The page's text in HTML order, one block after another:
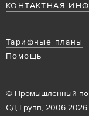
КОНТАКТНАЯ
Тарифные планы
Помощь
© Промышленный
СД Групп, 2006-2026.